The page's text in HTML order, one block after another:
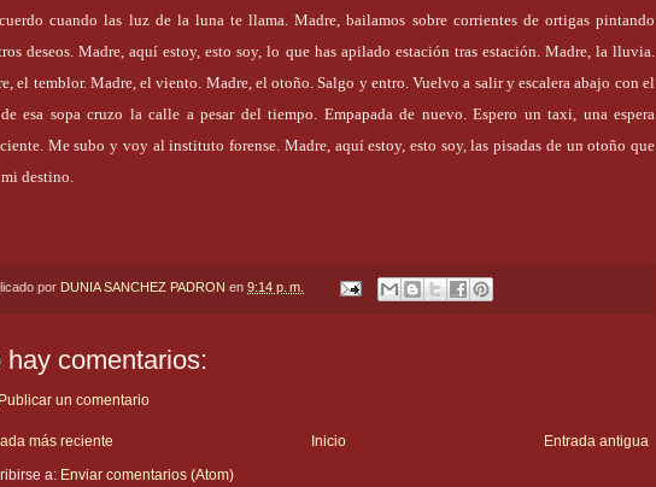
cuando las luz de la luna te llama. Madre, bailamos sobre corrientes de ortigas pintando
deseos. Madre, aquí estoy, esto soy, lo que has apilado estación tras estación. Madre, la lluvia.
el temblor. Madre, el viento. Madre, el otoño. Salgo y entro. Vuelvo a salir y escalera abajo con el
esa sopa cruzo la calle a pesar del tiempo. Empapada de nuevo. Espero un taxi, una espera
Me subo y voy al instituto forense. Madre, aquí estoy, esto soy, las pisadas de un otoño que
destino.
por DUNIA SANCHEZ PADRON en 9:14 p. m.
hay comentarios:
Publicar un comentario
más reciente Entrada antigua
Inicio
a: Enviar comentarios (Atom)